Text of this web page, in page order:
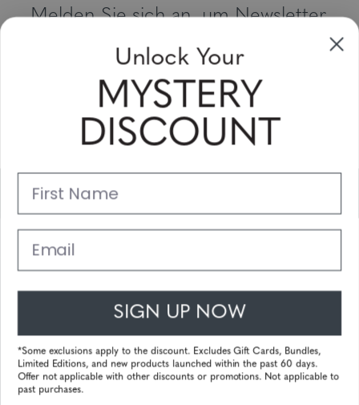
Melden Sie sich an, um Newsletter,
Sonderangebote und Gutscheine zu
erhalten
Bitte geben Sie Ihre E-Mail Adresse ein und abonnieren Sie!
Unterstützung
Powered byTecframe ERP
Unlock Your
MYSTERY
DISCOUNT
First Name
Email
SIGN UP NOW
*Some exclusions apply to the discount. Excludes Gift Cards, Bundles,
Limited Editions, and new products launched within the past 60 days.
Offer not applicable with other discounts or promotions. Not applicable to
past purchases.